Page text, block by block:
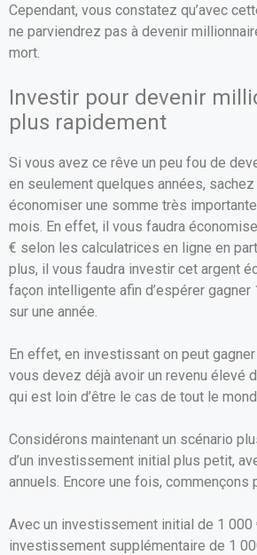
Cependant, vous constatez qu’avec
ne parviendrez pas à devenir
mort.
Investir pour devenir
plus rapidement
Si vous avez ce rêve un peu fou de
en seulement quelques années, sachez
économiser une somme très importante
mois. En effet, il vous faudra
€ selon les calculatrices en ligne en
plus, il vous faudra investir cet argent
façon intelligente afin d’espérer gagner
sur une année.
En effet, en investissant on peut
vous devez déjà avoir un revenu élevé
qui est loin d’être le cas de tout le
Considérons maintenant un scénario
d’un investissement initial plus petit,
annuels. Encore une fois, commençons
Avec un investissement initial de 1 000
investissement supplémentaire de 1